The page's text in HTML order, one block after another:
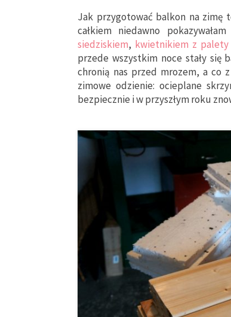
Jak przygotować balkon na zimę
całkiem niedawno pokazywałam
siedziskiem, kwietnikiem z palety
przede wszystkim noce stały się
chronią nas przed mrozem, a co
zimowe odzienie: ocieplane
bezpiecznie i w przyszłym roku